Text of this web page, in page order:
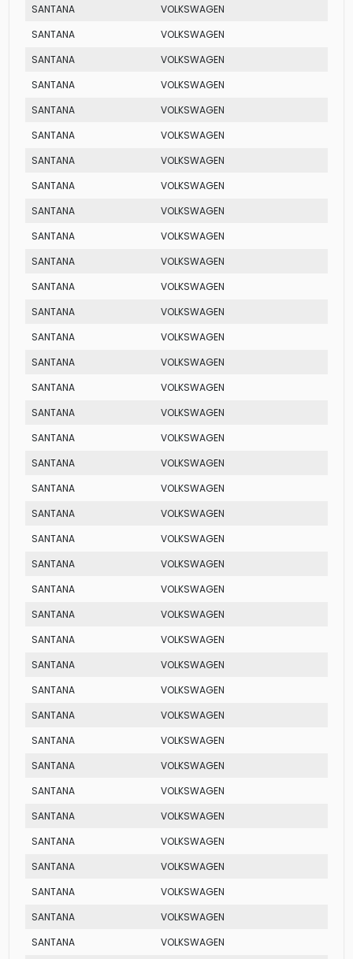
SANTANA VOLKSWAGEN
SANTANA
VOLKSWAGEN
SANTANA
VOLKSWAGEN
SANTANA
VOLKSWAGEN
SANTANA
VOLKSWAGEN
SANTANA
VOLKSWAGEN
SANTANA
VOLKSWAGEN
SANTANA
VOLKSWAGEN
SANTANA
VOLKSWAGEN
SANTANA
VOLKSWAGEN
SANTANA
VOLKSWAGEN
SANTANA
VOLKSWAGEN
SANTANA
VOLKSWAGEN
SANTANA
VOLKSWAGEN
SANTANA
VOLKSWAGEN
SANTANA
VOLKSWAGEN
SANTANA
VOLKSWAGEN
SANTANA
VOLKSWAGEN
SANTANA
VOLKSWAGEN
SANTANA
VOLKSWAGEN
SANTANA
VOLKSWAGEN
SANTANA
VOLKSWAGEN
SANTANA
VOLKSWAGEN
SANTANA
VOLKSWAGEN
SANTANA
VOLKSWAGEN
SANTANA
VOLKSWAGEN
SANTANA
VOLKSWAGEN
SANTANA
VOLKSWAGEN
SANTANA
VOLKSWAGEN
SANTANA
VOLKSWAGEN
SANTANA
VOLKSWAGEN
SANTANA
VOLKSWAGEN
SANTANA
VOLKSWAGEN
SANTANA
VOLKSWAGEN
SANTANA
VOLKSWAGEN
SANTANA
VOLKSWAGEN
SANTANA
VOLKSWAGEN
SANTANA
VOLKSWAGEN